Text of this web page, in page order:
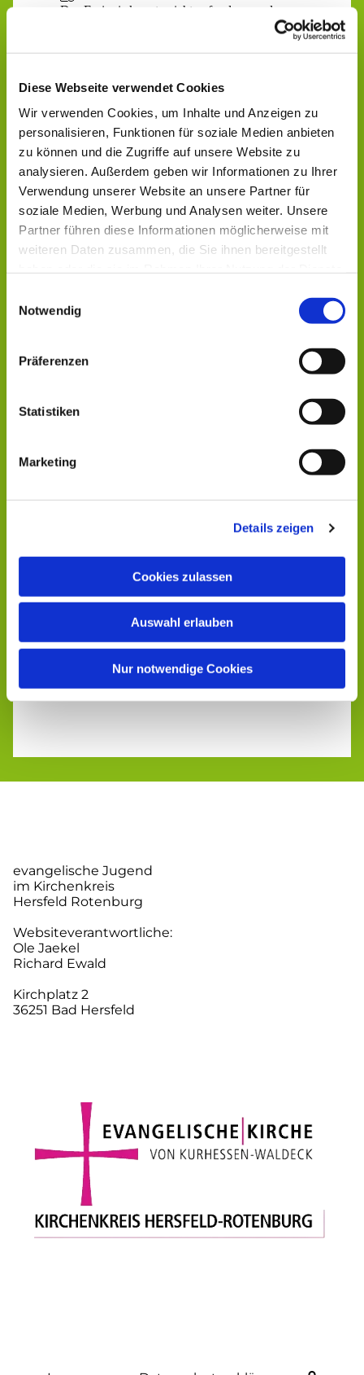
Diese Webseite verwendet Cookies
Wir verwenden Cookies, um Inhalte und Anzeigen zu
personalisieren, Funktionen für soziale Medien anbieten
zu können und die Zugriffe auf unsere Website zu
analysieren. Außerdem geben wir Informationen zu Ihrer
Verwendung unserer Website an unsere Partner für
soziale Medien, Werbung und Analysen weiter. Unsere
Partner führen diese Informationen möglicherweise mit
weiteren Daten zusammen, die Sie ihnen bereitgestellt
Notwendig
Präferenzen
Statistiken
Marketing
Details zeigen
Cookies zulassen
Auswahl erlauben
Nur notwendige Cookies
Dies könnte Sie auch
evangelische Jugend
im Kirchenkreis
Hersfeld Rotenburg
Websiteverantwortliche:
Ole Jaekel
Richard Ewald
Kirchplatz 2
36251 Bad Hersfeld